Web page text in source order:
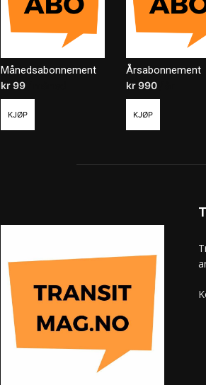
Månedsabonnement
kr99
KJØP
Årsabonnement
kr990
KJØP